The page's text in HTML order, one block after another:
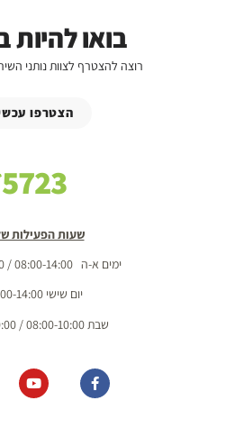
בואו להיות
רוצה להצטרף לצוות נותני
הצטרפו
5723*
שעות הפעילות
ימים א-ה 08:00-14:00 / 18:00-20:00
יום שישי 08:00-14:00
שבת 08:00-10:00 / 18:00-20:00